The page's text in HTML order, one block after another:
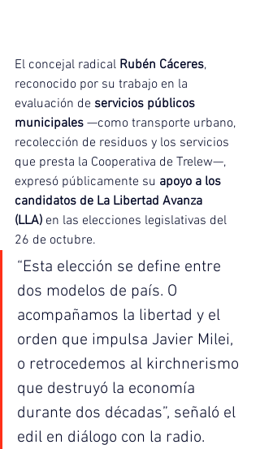
El concejal radical Rubén Cáceres,
reconocido por su trabajo en la
evaluación de servicios públicos
municipales —como transporte urbano,
recolección de residuos y los servicios
que presta la Cooperativa de Trelew—,
expresó públicamente su apoyo a los
candidatos de La Libertad Avanza
(LLA) en las elecciones legislativas del
26 de octubre.
“Esta elección se define entre
dos modelos de país. O
acompañamos la libertad y el
orden que impulsa Javier Milei,
o retrocedemos al kirchnerismo
que destruyó la economía
durante dos décadas”, señaló el
edil en diálogo con la radio.